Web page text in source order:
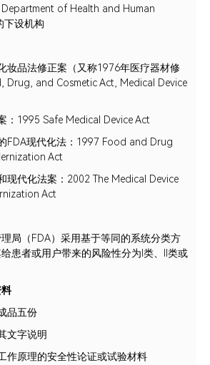
of Health and Human
下设机构
妆品法修正案（又称1976年医疗器材修
Drug, and Cosmetic Act, Medical Device
：1995 Safe Medical Device Act
FDA现代化法：1997 Food and Drug
Act
现代化法案：2002 The Medical Device
Act
局（FDA）采用基于等同的系统分类方
患者或用户带来的风险性分为I类、II类或
品五份
文字说明
作原理的安全性论证或试验材料